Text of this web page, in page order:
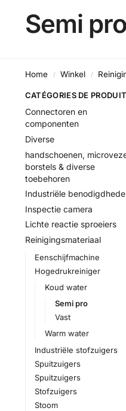
Semi pro
Home / Winkel /
CATÉGORIES DE
Connectoren en
componenten
Diverse
handschoenen,
borstels & diverse
toebehoren
Industriële
Inspectie camera
Lichte reactie sproeiers
Reinigingsmateriaal
Eenschijfmachine
Hogedrukreiniger
Koud water
Semi pro
Vast
Warm water
Industriële stofzuigers
Spuitzuigers
Spuitzuigers
Stofzuigers
Stoom